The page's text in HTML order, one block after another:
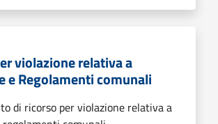
violazione relativa a
e Regolamenti comunali
di ricorso per violazione relativa a